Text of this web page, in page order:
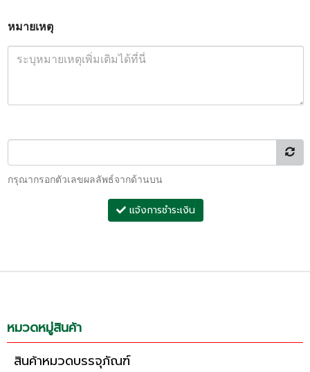
หมายเหตุ
กรุณากรอกตัวเลขผลลัพธ์จากด้านบน
แจ้งการชำระเงิน
หมวดหมู่สินค้า
สินค้าหมวดบรรจุภัณฑ์